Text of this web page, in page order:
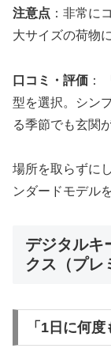
注意点 ：非常に
大サイズの荷物
口コミ・評価 ：
型を選択。シン
る季節でも玄関
場所を取らずに
ンダードモデル
デジタルキ
クス（プレ
「1日に何